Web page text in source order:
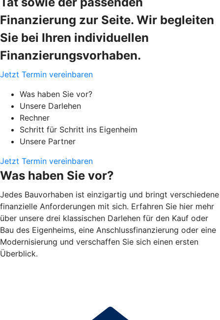
Finanzierung zur Seite. Wir begleiten
Sie bei Ihren individuellen
Finanzierungsvorhaben.
Jetzt Termin vereinbaren
Was haben Sie vor?
Unsere Darlehen
Rechner
Schritt für Schritt ins Eigenheim
Unsere Partner
Jetzt Termin vereinbaren
Was haben Sie vor?
Jedes Bauvorhaben ist einzigartig und bringt verschiedene
finanzielle Anforderungen mit sich. Erfahren Sie hier mehr
über unsere drei klassischen Darlehen für den Kauf oder
Bau des Eigenheims, eine Anschlussfinanzierung oder eine
Modernisierung und verschaffen Sie sich einen ersten
Überblick.